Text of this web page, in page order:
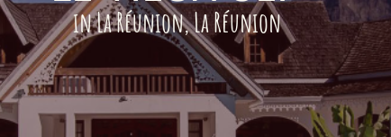
in La Réunion, La Réunion